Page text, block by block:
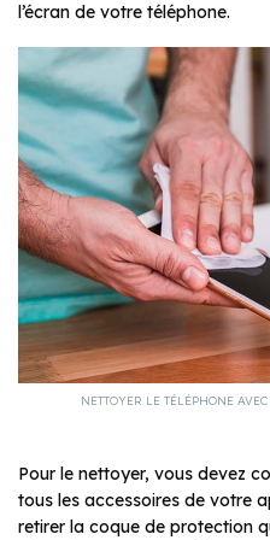
l’écran de votre téléphone.
NETTOYER LE TÉLÉPHONE
Pour le nettoyer, vous devez
tous les accessoires de votre
retirer la coque de protection